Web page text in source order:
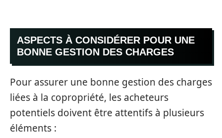
ASPECTS À CONSIDÉRER POUR UNE
BONNE GESTION DES CHARGES
Pour assurer une bonne gestion des charges
liées à la copropriété, les acheteurs
potentiels doivent être attentifs à plusieurs
éléments :